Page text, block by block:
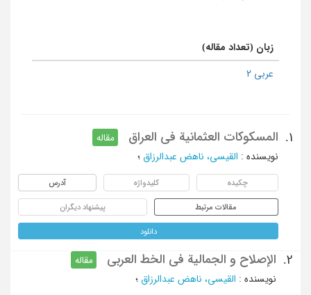
زبان (تعداد مقاله)
عربی 2
1. المسکوکات العثمانیة فی العراق
مقاله
نویسنده : القیسی، ناهض عبدالرزاق ؛
چکیده کلیدواژه آدرس
مقالات مرتبط پیشنهاد دیگران
دانلود
2. الإصلاح و الجمالیة فی الخط العربی
مقاله
نویسنده : القیسی، ناهض عبدالرزاق ؛